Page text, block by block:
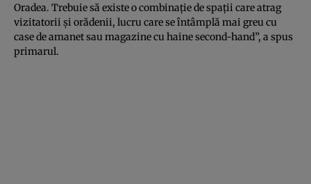
Oradea. Trebuie să existe o combinaţie de spaţii care atrag
vizitatorii şi orădenii, lucru care se întâmplă mai greu cu
case de amanet sau magazine cu haine second-hand”, a spus
primarul.